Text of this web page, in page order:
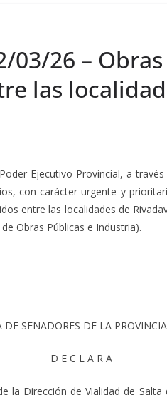
03/26 –
las
Ejecutivo Provincial, a
con carácter urgente y
entre las localidades de
Obras Públicas e Industria).
DE SENADORES DE LA
D E C L A R A
Dirección de Vialidad de